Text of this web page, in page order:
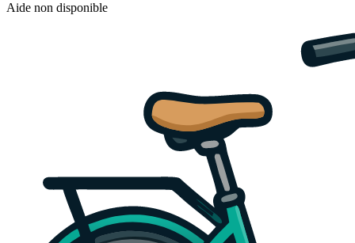
Aide non disponible